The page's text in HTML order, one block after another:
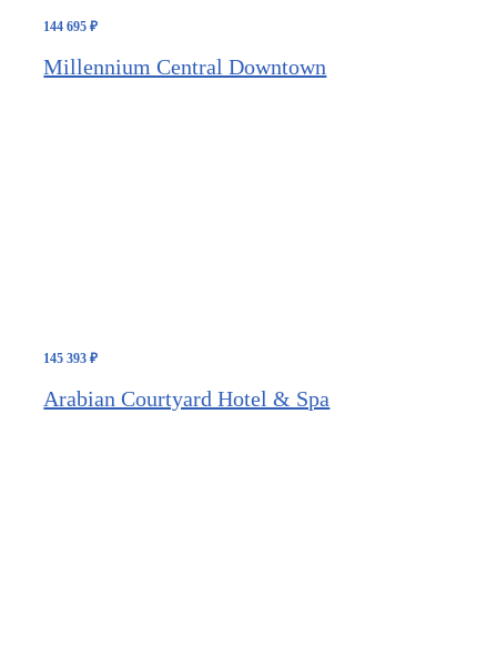
144 695₽
Millennium Central Downtown
145 393₽
Arabian Courtyard Hotel & Spa